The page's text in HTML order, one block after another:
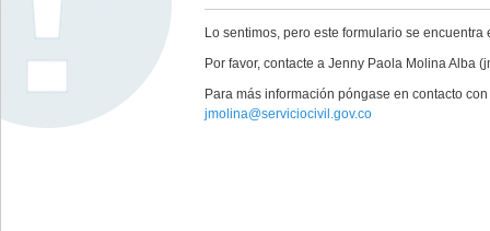
Lo sentimos, pero este formulario se
Por favor, contacte a Jenny Paola Molina Alba
Para más información póngase en contacto con
jmolina@serviciocivil.gov.co